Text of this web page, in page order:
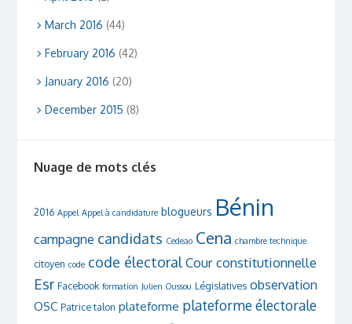
March 2016 (44)
February 2016 (42)
January 2016 (20)
December 2015 (8)
Nuage de mots clés
2016 Appel Appel à candidature blogueurs Bénin
campagne candidats Cedeao Cena chambre technique
citoyen code code électoral Cour constitutionnelle
Esr Facebook formation Julien Oussou Législatives observation
OSC Patrice talon plateforme plateforme électorale